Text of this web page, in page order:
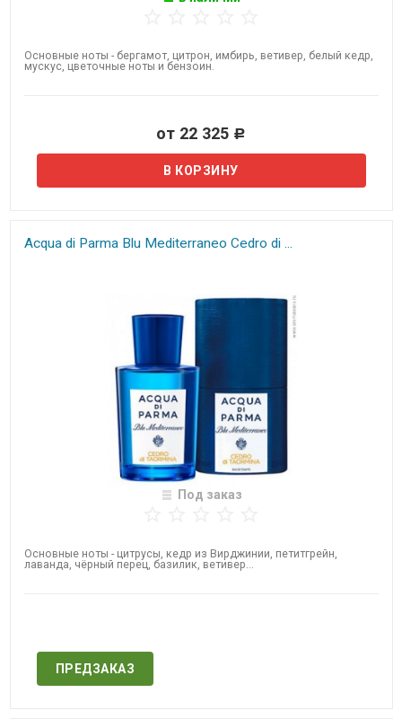
Основные ноты - бергамот, цитрон, имбирь, ветивер, белый кедр,
мускус, цветочные ноты и бензоин.
от 22 325 Р
Acqua di Parma Blu Mediterraneo​ Cedro di ...
Под заказ
Основные ноты - цитрусы, кедр из Вирджинии, петитгрейн,
лаванда, чёрный перец, базилик, ветивер...
ПРЕДЗАКАЗ